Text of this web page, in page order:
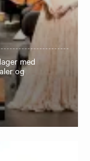
med
og